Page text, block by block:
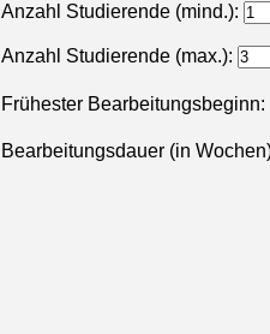
Anzahl Studierende (mind.):
Anzahl Studierende (max.):
Frühester Bearbeitungsbeginn:
Bearbeitungsdauer (in